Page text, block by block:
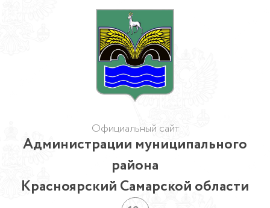
Официальный сайт
Администрации муниципального
района
Красноярский Самарской области